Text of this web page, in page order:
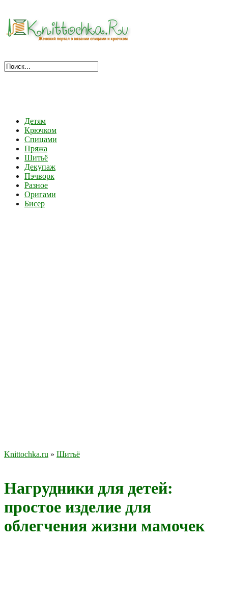
Детям
Крючком
Спицами
Пряжа
Шитьё
Декупаж
Пэчворк
Разное
Оригами
Бисер
Knittochka.ru » Шитьё
Нагрудники для детей:
простое изделие для
облегчения жизни мамочек